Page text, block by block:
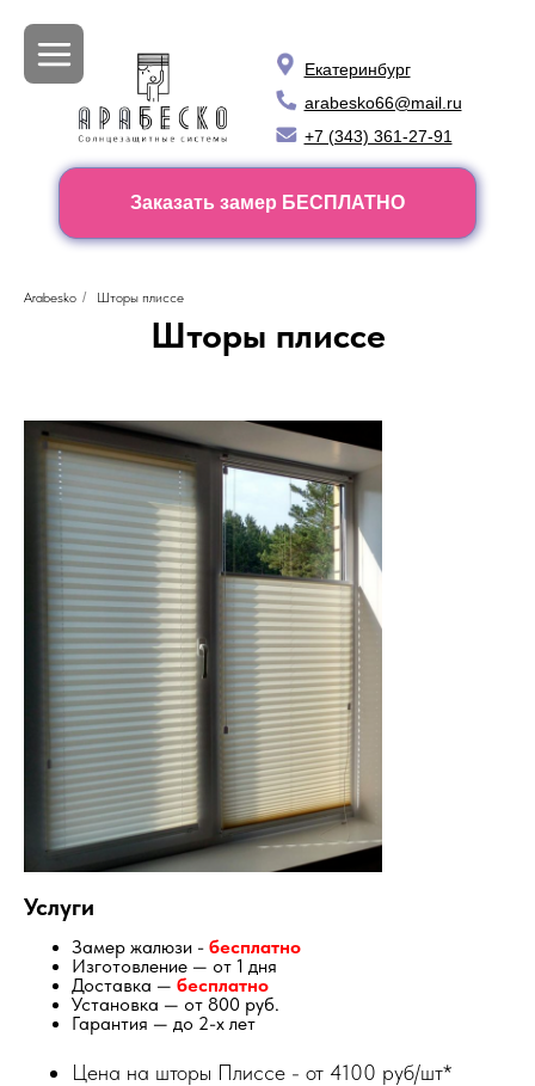
Екатеринбург
arabesko66@mail.ru
+7 (343) 361-27-91
Заказать замер БЕСПЛАТНО
Arabesko / Шторы плиссе
Шторы плиссе
Услуги
Замер жалюзи - бесплатно
Изготовление — от 1 дня
Доставка — бесплатно
Установка — от 800 руб.
Гарантия — до 2-х лет
Цена на шторы Плиссе - от 4100 руб/шт*